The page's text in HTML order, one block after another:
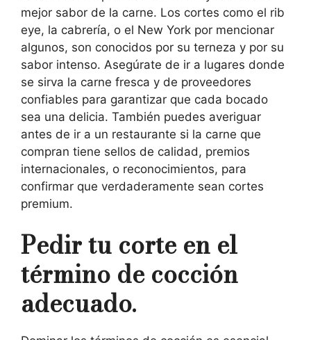
mejor sabor de la carne. Los cortes como el rib
eye, la cabrería, o el New York por mencionar
algunos, son conocidos por su terneza y por su
sabor intenso. Asegúrate de ir a lugares donde
se sirva la carne fresca y de proveedores
confiables para garantizar que cada bocado
sea una delicia. También puedes averiguar
antes de ir a un restaurante si la carne que
compran tiene sellos de calidad, premios
internacionales, o reconocimientos, para
confirmar que verdaderamente sean cortes
premium.
Pedir tu corte en el
término de cocción
adecuado.